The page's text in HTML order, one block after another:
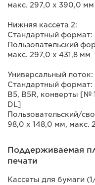
макс. 297,0 x 390,0 мм
Нижняя кассета 2:
Стандартный формат:
Пользовательский
макс. 297,0 x 431,8 мм
Универсальный лоток:
Стандартный формат:
B5, B5R, конверты [№
DL]
Пользовательский/
98,0 x 148,0 мм, макс.
Поддерживаемая
печати
Кассеты для бумаги